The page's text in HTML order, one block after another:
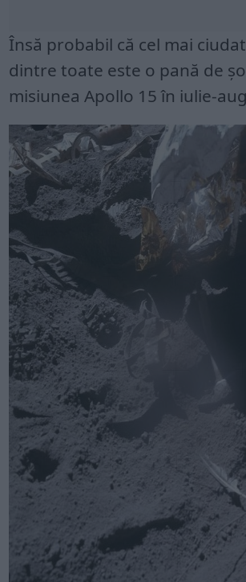
Însă probabil că cel mai
dintre toate este o pană de
misiunea Apollo 15 în iulie-